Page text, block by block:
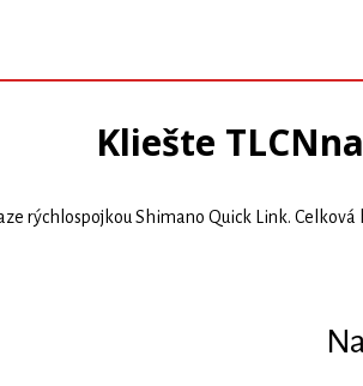
Kliešte
rýchlospojkou Shimano Quick Link.